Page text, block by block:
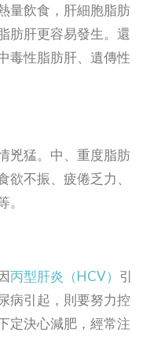
量飲食，肝細胞脂肪
肪肝更容易發生。還
毒性脂肪肝、遺傳性
兇猛。中、重度脂肪
欲不振、疲倦乏力、
丙型肝炎（HCV） 引
病引起，則要努力控
定決心減肥，經常注